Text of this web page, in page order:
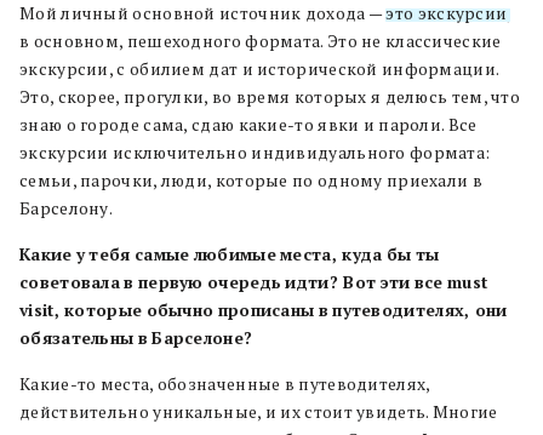
Мой личный основной источник дохода —это экскурсии,
в основном, пешеходного формата. Это не классические
экскурсии, с обилием дат и исторической информации.
Это, скорее, прогулки, во время которых я делюсь тем, что
знаю о городе сама, сдаю какие-то явки и пароли. Все
экскурсии исключительно индивидуального формата:
семьи, парочки, люди, которые по одному приехали в
Барселону.
Какие утебя самые любимыеместа, куда бы ты
советовалав первую очередь идти? Вот эти все must
visit, которые обычно прописаны в путеводителях, они
обязательны в Барселоне?
Какие-то места, обозначенные в путеводителях,
действительно уникальные, и их стоит увидеть. Многие